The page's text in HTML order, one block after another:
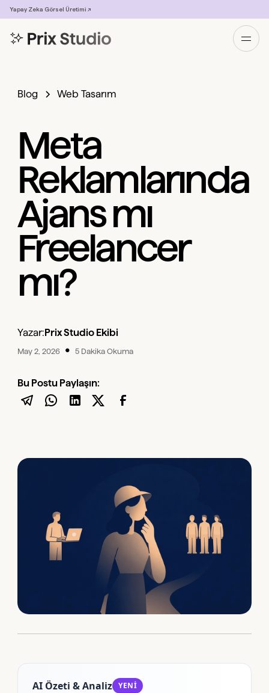
Yapay Zeka Görsel Üretimi ↗
Blog Web Tasarım
Meta
Reklamlarında
Ajans mı
Freelancer
mı?
Yazar: Prix Studio Ekibi
May 2, 2026 • 5 Dakika Okuma
Bu Postu Paylaşın:
AI Özeti & Analiz YENİ